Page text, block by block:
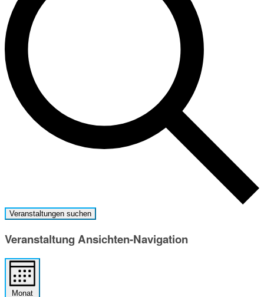
Veranstaltungen suchen
Veranstaltung Ansichten-Navigation
Monat